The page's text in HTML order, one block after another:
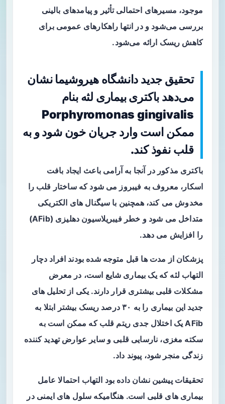
موجود، مسیرهای احتمالی تأثیر و پیامدهای بالینی
بررسی می‌شود و در انتها راهکارهای عمومی برای
کاهش ریسک ارائه می‌شود.
تحقیق جدید دانشگاه هیروشیما نشان
می‌دهد باکتری بیماری لثه بنام
Porphyromonas gingivalis
ممکن است وارد جریان خون شود و به
قلب نفوذ کند.
باکتری مذکور در آنجا به آرامی باعث ایجاد بافت
اسکار، معروف به فیبروز می شود که ساختار قلب را
مخدوش می کند، همچنین با سیگنال های الکتریکی
متداخل می شود و خطر فیبریلاسیون دهلیزی (AFib)
را افزایش می دهد.
پزشکان از مدت ها قبل متوجه شده بودند افراد دچار
التهاب لثه که یک بیماری شایع است، در معرض
مشکلات قلبی بیشتری قرار دارند. یکی از تحلیل های
جدید این بیماری را به ۳۰ درصد ریسک بیشتر ابتلا به
AFib یک اختلال جدی ریتم قلب که ممکن است به
سکته مغزی، نارسایی قلبی و سایر عوارض تهدید کننده
زندگی منجر شود، پیوند داد.
تحقیقات پیشین نشان داده بود التهاب احتمالا عامل
بیماری های قلبی است. هنگامیکه سلول های ایمنی در